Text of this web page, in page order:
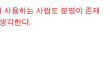
용하는 사람도 분명이 존재
각한다.